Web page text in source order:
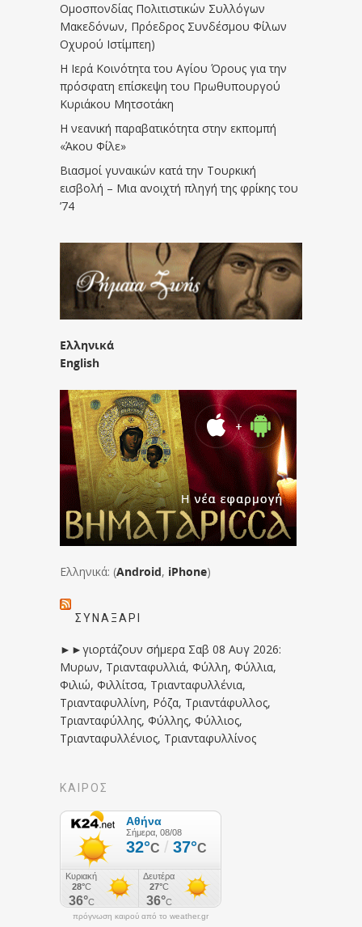
Ομοσπονδίας Πολιτιστικών Συλλόγων
Μακεδόνων, Πρόεδρος Συνδέσμου Φίλων
Οχυρού Ιστίμπεη)
Η Ιερά Κοινότητα του Αγίου Όρους για την
πρόσφατη επίσκεψη του Πρωθυπουργού
Κυριάκου Μητσοτάκη
Η νεανική παραβατικότητα στην εκπομπή
«Άκου Φίλε»
Βιασμοί γυναικών κατά την Τουρκική
εισβολή – Μια ανοιχτή πληγή της φρίκης του
’74
Ελληνικά
English
Ελληνικά: (Android, iPhone)
ΣΥΝΑΞΆΡΙ
►►γιορτάζουν σήμερα Σαβ 08 Αυγ 2026:
Μυρων, Τριανταφυλλιά, Φύλλη, Φύλλια,
Φιλιώ, Φιλλίτσα, Τριανταφυλλένια,
Τριανταφυλλίνη, Ρόζα, Τριαντάφυλλος,
Τριανταφύλλης, Φύλλης, Φύλλιος,
Τριανταφυλλένιος, Τριανταφυλλίνος
ΚΑΙΡΟΣ
πρόγνωση καιρού από το weather.gr